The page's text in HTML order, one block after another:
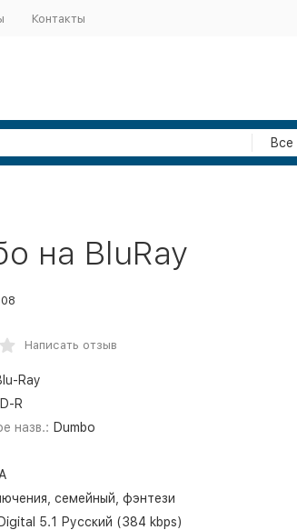
Контакты
Все
на BluRay
Написать отзыв
Ray
R
назв.: Dumbo
семейный, фэнтези
5.1 Русский (384 kbps)